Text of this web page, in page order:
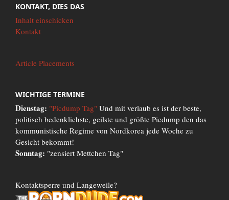
KONTAKT, DIES DAS
Inhalt einschicken
Kontakt
Article Placements
WICHTIGE TERMINE
Dienstag: "Picdump Tag" Und mit verlaub es ist der beste,
politisch bedenklichste, geilste und größte Picdump den das
kommunistische Regime von Nordkorea jede Woche zu
Gesicht bekommt!
Sonntag: "zensiert Mettchen Tag"
Kontaktsperre und Langeweile?